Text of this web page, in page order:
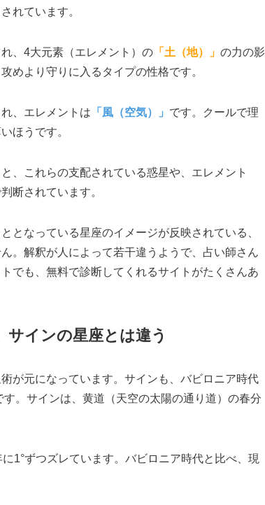
れています。
、4大元素（エレメント）の 「土（地）」 の力の影
めより守りに入るタイプの性格です。
、エレメントは 「風（空気）」 です。クールで理
ほうです。
、これらの支配されている惑星や、エレメント
断されています。
となっている星座のイメージが反映されている、
。解釈が人によって若干違うようで、占い師さん
でも、無料で診断してくれるサイトがたくさんあ
サインの星座とは違う
が元になっています。サインも、バビロニア時代
す。サインは、黄道（天空の太陽の通り道）の春分
1°ずつズレています。バビロニア時代と比べ、現